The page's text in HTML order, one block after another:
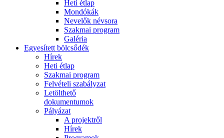
Heti étlap
Mondókák
Nevelők névsora
Szakmai program
Galéria
Egyesített bölcsődék
Hírek
Heti étlap
Szakmai program
Felvételi szabályzat
Letölthető
dokumentumok
Pályázat
A projektről
Hírek